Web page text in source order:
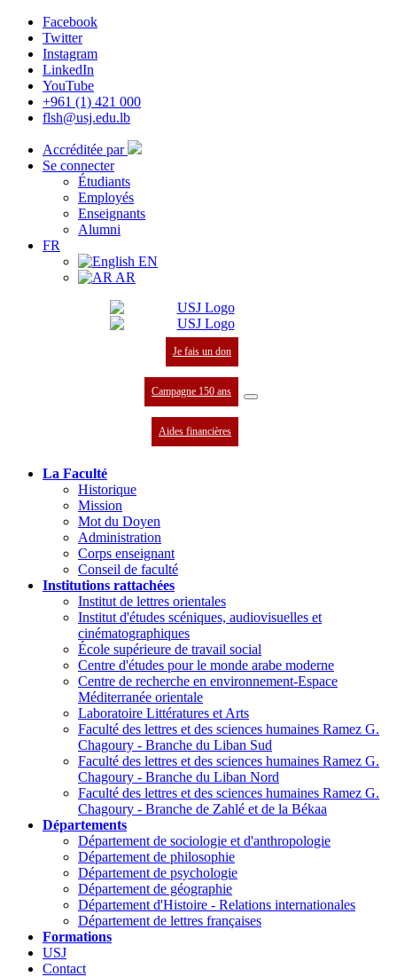
Facebook
Twitter
Instagram
LinkedIn
YouTube
+961 (1) 421 000
flsh@usj.edu.lb
Accréditée par
Se connecter
Étudiants
Employés
Enseignants
Alumni
FR
EN
AR
Je fais un don
Campagne 150 ans
Aides financières
La Faculté
Historique
Mission
Mot du Doyen
Administration
Corps enseignant
Conseil de faculté
Institutions rattachées
Institut de lettres orientales
Institut d'études scéniques, audiovisuelles et
cinématographiques
École supérieure de travail social
Centre d'études pour le monde arabe moderne
Centre de recherche en environnement-Espace
Méditerranée orientale
Laboratoire Littératures et Arts
Faculté des lettres et des sciences humaines Ramez G.
Chagoury - Branche du Liban Sud
Faculté des lettres et des sciences humaines Ramez G.
Chagoury - Branche du Liban Nord
Faculté des lettres et des sciences humaines Ramez G.
Chagoury - Branche de Zahlé et de la Békaa
Départements
Département de sociologie et d'anthropologie
Département de philosophie
Département de psychologie
Département de géographie
Département d'Histoire - Relations internationales
Département de lettres françaises
Formations
USJ
Contact